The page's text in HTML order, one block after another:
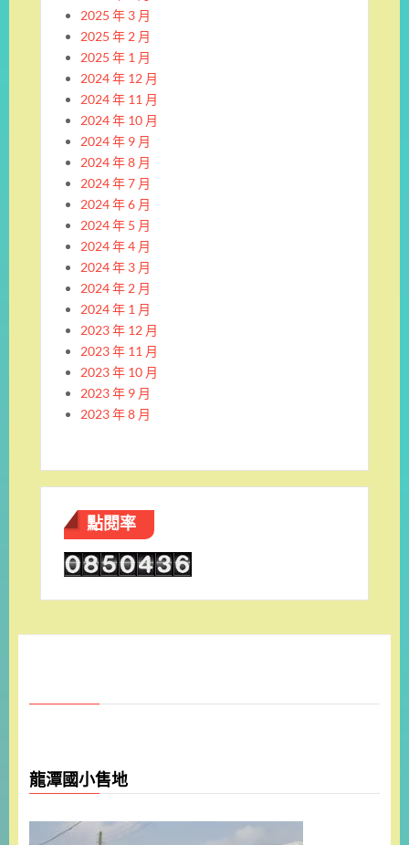
2025 年 3 月
2025 年 2 月
2025 年 1 月
2024 年 12 月
2024 年 11 月
2024 年 10 月
2024 年 9 月
2024 年 8 月
2024 年 7 月
2024 年 6 月
2024 年 5 月
2024 年 4 月
2024 年 3 月
2024 年 2 月
2024 年 1 月
2023 年 12 月
2023 年 11 月
2023 年 10 月
2023 年 9 月
2023 年 8 月
點閱率
龍潭國小售地